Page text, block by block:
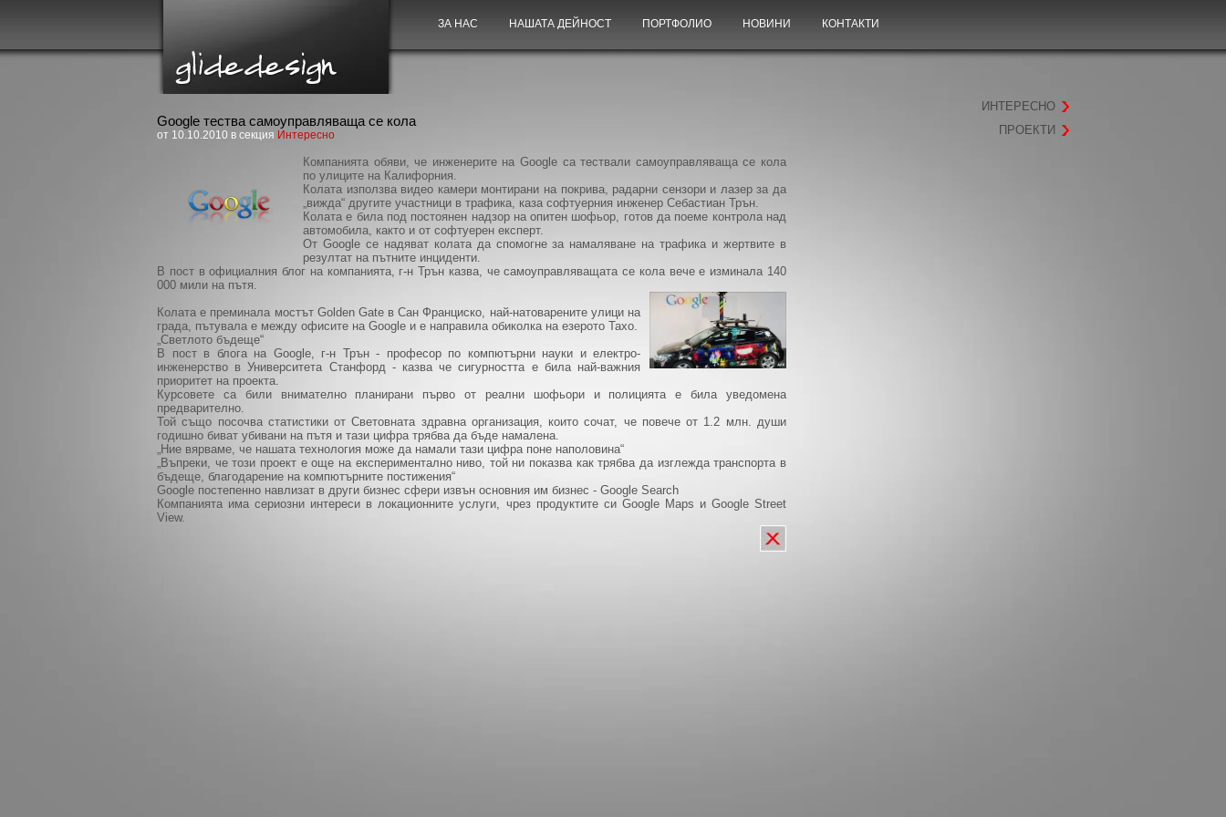
ЗА НАС НАШАТА ДЕЙНОСТ ПОРТФОЛИО НОВИНИ КОНТАКТИ
ИНТЕРЕСНО
ПРОЕКТИ
Google тества самоуправляваща се кола
от 10.10.2010 в секция Интересно
Компанията обяви, че инжeнерите на Google са тествали самоуправляваща се кола
по улиците на Калифорния.
Колата използва видео камери монтирани на покрива, радарни сензори и лазер за да
„вижда“ другите участници в трафика, каза софтуерния инженер Себастиан Трън.
Колата е била под постоянен надзор на опитен шофьор, готов да поеме контрола над
автомобила, както и от софтуерен експерт.
От Google се надяват колата да спомогне за намаляване на трафика и жертвите в
резултат на пътните инциденти.
В пост в официалния блог на компанията, г-н Трън казва, че самоуправляващата се кола вече е изминала 140
000 мили на пътя.
Колата е преминала мостът Golden Gate в Сан Франциско, най-натоварените улици на
града, пътувала е между офисите на Google и е направила обиколка на езерото Тахо.
„Светлото бъдеще“
В пост в блога на Google, г-н Трън - професор по компютърни науки и електро-
инженерство в Университета Станфорд - казва че сигурността е била най-важния
приоритет на проекта.
Курсовете са били внимателно планирани първо от реални шофьори и полицията е била уведомена
предварително.
Той също посочва статистики от Световната здравна организация, които сочат, че повече от 1.2 млн. души
годишно биват убивани на пътя и тази цифра трябва да бъде намалена.
„Ние вярваме, че нашата технология може да намали тази цифра поне наполовина“
„Въпреки, че този проект е още на експериментално ниво, той ни показва как трябва да изглежда транспорта в
бъдеще, благодарение на компютърните постижения“
Google постепенно навлизат в други бизнес сфери извън основния им бизнес - Google Search
Компанията има сериозни интереси в локационните услуги, чрез продуктите си Google Maps и Google Street
View.